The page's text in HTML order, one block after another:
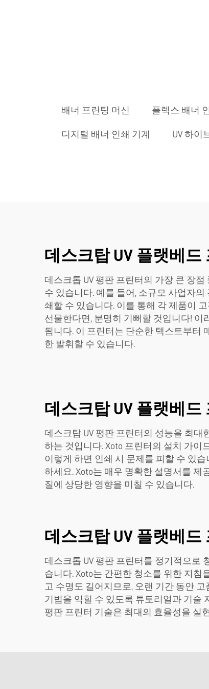
배너 프린팅 머신 플렉스 배너
디지털 배너 인쇄 기계 UV 하이
데스크탑 UV 플랫베
데스크톱 UV 평판 프린터의 가장 큰 장
수 있습니다. 예를 들어, 소규모 사업자
쇄할 수 있습니다. 이를 통해 각 제품이
선물한다면, 분명히 기뻐할 것입니다! 이
됩니다. 이 프린터는 단순한 텍스트부터
한 발휘할 수 있습니다.
데스크탑 UV 플랫베
데스크탑 UV 평판 프린터의 성능을 최
하는 것입니다. Xoto 프린터의 설치 가이
이렇게 하면 인쇄 시 문제를 피할 수 있습
하세요. Xoto는 매우 명확한 설명서를
질에 상당한 영향을 미칠 수 있습니다.
데스크탑 UV 플랫베
데스크톱 UV 평판 프린터를 정기적으로
습니다. Xoto는 간편한 청소를 위한 지침
고 수명도 길어지므로, 오랜 기간 동안
기법을 익힐 수 있도록 튜토리얼과 기술
평판 프린터 기술은 최대의 효율성을 실